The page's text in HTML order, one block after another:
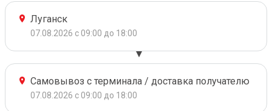
Луганск
07.08.2026 с 09:00 до 18:00
Самовывоз с терминала / доставка получателю
07.08.2026 с 09:00 до 18:00